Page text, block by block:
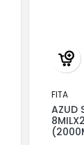
FITA
AZUD